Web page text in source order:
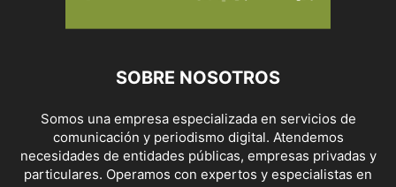
SOBRE NOSOTROS
Somos una empresa especializada en servicios de
comunicación y periodismo digital. Atendemos
necesidades de entidades públicas, empresas privadas y
particulares. Operamos con expertos y especialistas en